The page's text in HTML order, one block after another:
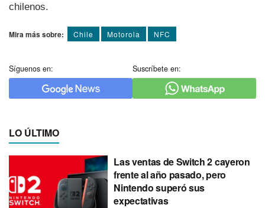
chilenos.
Mira más sobre: Chile Motorola NFC
Síguenos en: Suscríbete en:
LO ÚLTIMO
Las ventas de Switch 2 cayeron
frente al año pasado, pero
Nintendo superó sus
expectativas